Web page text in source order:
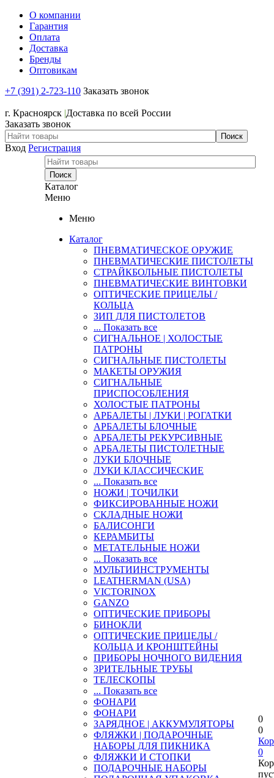
О компании
Гарантия
Оплата
Доставка
Бренды
Оптовикам
+7 (391) 2-723-110 Заказать звонок
г. Красноярск |Доставка по всей России
Заказать звонок
Вход Регистрация
Каталог
Меню
Меню
Каталог
ПНЕВМАТИЧЕСКОЕ ОРУЖИЕ
ПНЕВМАТИЧЕСКИЕ ПИСТОЛЕТЫ
СТРАЙКБОЛЬНЫЕ ПИСТОЛЕТЫ
ПНЕВМАТИЧЕСКИЕ ВИНТОВКИ
ОПТИЧЕСКИЕ ПРИЦЕЛЫ /
КОЛЬЦА
ЗИП ДЛЯ ПИСТОЛЕТОВ
... Показать все
СИГНАЛЬНОЕ | ХОЛОСТЫЕ
ПАТРОНЫ
СИГНАЛЬНЫЕ ПИСТОЛЕТЫ
МАКЕТЫ ОРУЖИЯ
СИГНАЛЬНЫЕ
ПРИСПОСОБЛЕНИЯ
ХОЛОСТЫЕ ПАТРОНЫ
АРБАЛЕТЫ | ЛУКИ | РОГАТКИ
АРБАЛЕТЫ БЛОЧНЫЕ
АРБАЛЕТЫ РЕКУРСИВНЫЕ
АРБАЛЕТЫ ПИСТОЛЕТНЫЕ
ЛУКИ БЛОЧНЫЕ
ЛУКИ КЛАССИЧЕСКИЕ
... Показать все
НОЖИ | ТОЧИЛКИ
ФИКСИРОВАННЫЕ НОЖИ
СКЛАДНЫЕ НОЖИ
БАЛИСОНГИ
КЕРАМБИТЫ
МЕТАТЕЛЬНЫЕ НОЖИ
... Показать все
МУЛЬТИИНСТРУМЕНТЫ
LEATHERMAN (USA)
VICTORINOX
GANZO
ОПТИЧЕСКИЕ ПРИБОРЫ
БИНОКЛИ
ОПТИЧЕСКИЕ ПРИЦЕЛЫ /
КОЛЬЦА И КРОНШТЕЙНЫ
ПРИБОРЫ НОЧНОГО ВИДЕНИЯ
ЗРИТЕЛЬНЫЕ ТРУБЫ
ТЕЛЕСКОПЫ
... Показать все
ФОНАРИ
ФОНАРИ
ЗАРЯДНОЕ | АККУМУЛЯТОРЫ
ФЛЯЖКИ | ПОДАРОЧНЫЕ
НАБОРЫ ДЛЯ ПИКНИКА
ФЛЯЖКИ И СТОПКИ
ПОДАРОЧНЫЕ НАБОРЫ
0
0
0